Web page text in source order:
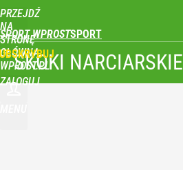
PRZEJDŹ
NA
STRONĘ
GŁÓWNĄ
WPROST.PL
SPORT WPROST
ZALOGUJ
SKOKI NARCIARSKIE